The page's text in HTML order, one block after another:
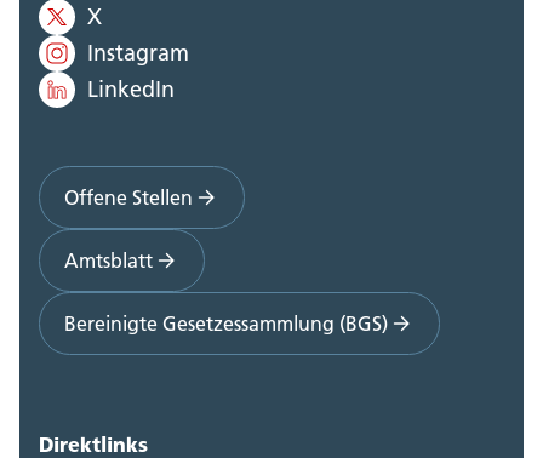
X
Instagram
LinkedIn
Offene Stellen
Amtsblatt
Bereinigte Gesetzessammlung (BGS)
Direktlinks